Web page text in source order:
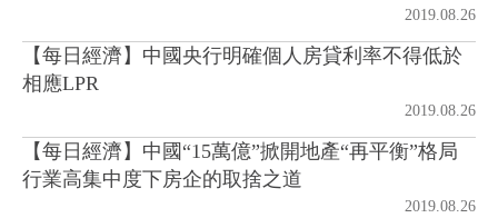
訂閱電子報
2019.08.26
【每日經濟】中國央行明確個人房貸利率不得低於
相應LPR
2019.08.26
【每日經濟】中國“15萬億”掀開地產“再平衡”格局
行業高集中度下房企的取捨之道
2019.08.26